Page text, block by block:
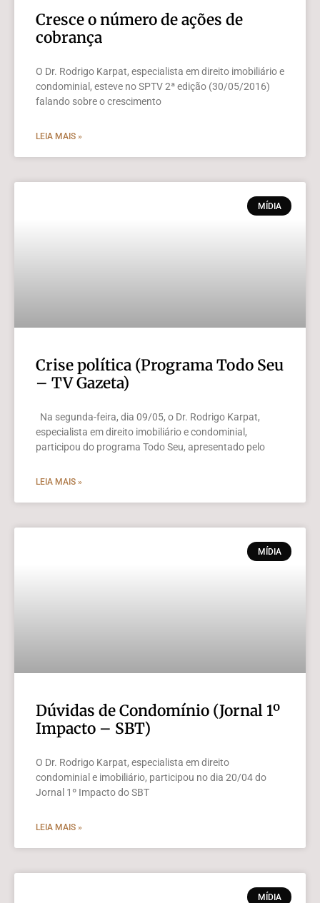
Cresce o número de ações de
cobrança
O Dr. Rodrigo Karpat, especialista em direito imobiliário e
condominial, esteve no SPTV 2ª edição (30/05/2016)
falando sobre o crescimento
LEIA MAIS »
MÍDIA
Crise política (Programa Todo Seu
– TV Gazeta)
Na segunda-feira, dia 09/05, o Dr. Rodrigo Karpat,
especialista em direito imobiliário e condominial,
participou do programa Todo Seu, apresentado pelo
LEIA MAIS »
MÍDIA
Dúvidas de Condomínio (Jornal 1º
Impacto – SBT)
O Dr. Rodrigo Karpat, especialista em direito
condominial e imobiliário, participou no dia 20/04 do
Jornal 1º Impacto do SBT
LEIA MAIS »
MÍDIA